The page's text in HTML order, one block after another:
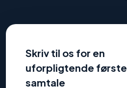
Skriv til os for en
uforpligtende første
samtale